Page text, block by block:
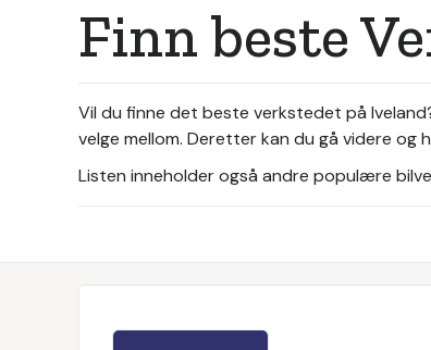
Finn beste
Vil du finne det beste verkstedet på
velge mellom. Deretter kan du gå videre
Listen inneholder også andre populære